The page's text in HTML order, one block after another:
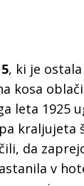
, ki je
kosa
leta 1925
kraljujeta
da
v